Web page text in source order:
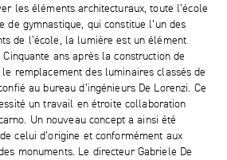
les éléments architecturaux, toute l’école
de gymnastique, qui constitue l’un des
de l’école, la lumière est un élément
ans après la construction de
remplacement des luminaires classés de
au bureau d’ingénieurs De Lorenzi. Ce
un travail en étroite collaboration
Un nouveau concept a ainsi été
celui d’origine et conformément aux
monuments. Le directeur Gabriele De